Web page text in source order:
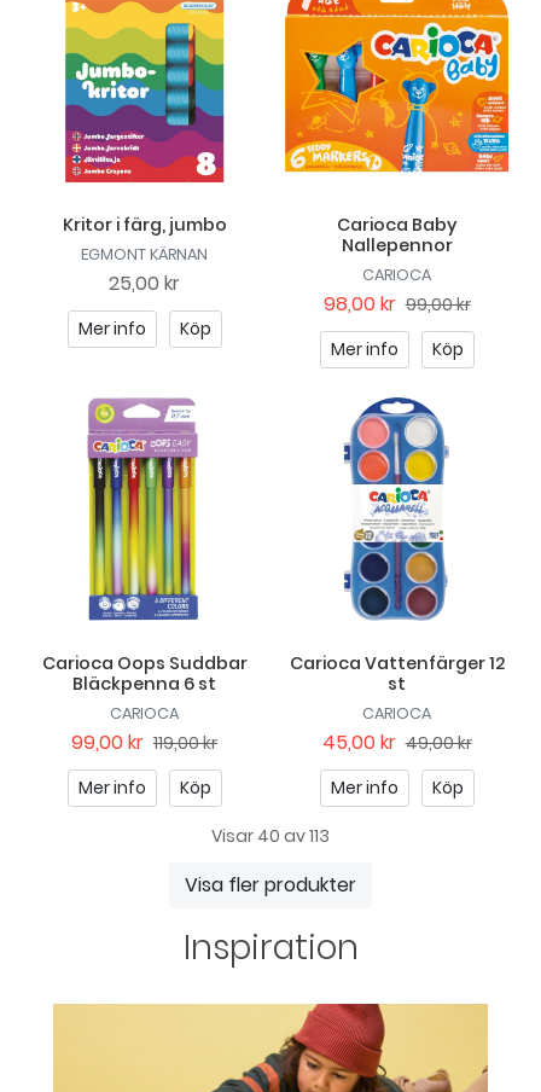
Kritor i färg, jumbo
EGMONT KÄRNAN
25,00 kr
Mer info Köp
Carioca Baby
Nallepennor
CARIOCA
98,00 kr 99,00 kr
Mer info
Köp
Carioca Oops Suddbar
Bläckpenna 6 st
CARIOCA
99,00 kr 119,00 kr
Mer info
Köp
Carioca Vattenfärger 12
st
CARIOCA
45,00 kr 49,00 kr
Mer info
Köp
Visar 40 av 113
Visa fler produkter
Inspiration